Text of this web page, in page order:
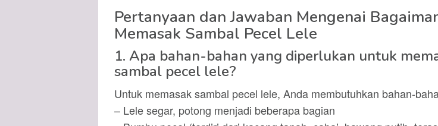
Pertanyaan dan Jawaban Mengenai
Memasak Sambal Pecel Lele
1. Apa bahan-bahan yang diperlukan untuk
sambal pecel lele?
Untuk memasak sambal pecel lele, Anda membutuhkan bahan-
– Lele segar, potong menjadi beberapa bagian